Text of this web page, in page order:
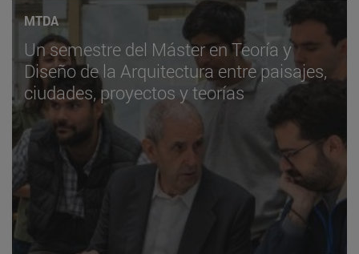
MTDA
Un semestre del Máster en Teoría y
Diseño de la Arquitectura entre paisajes,
ciudades, proyectos y teorías